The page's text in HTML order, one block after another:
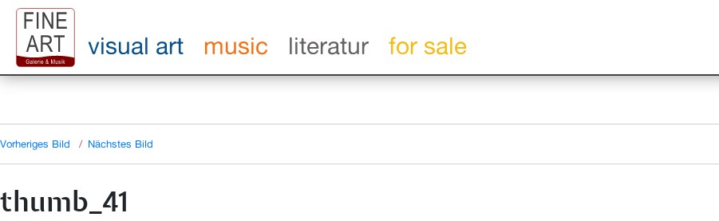
visual art music literatur for sale
Vorheriges Bild Nächstes Bild
thumb_41